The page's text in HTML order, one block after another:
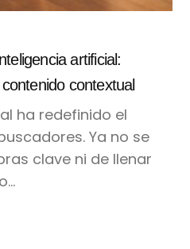
artificial:
contextual
ha redefinido el
Ya no se
clave ni de llenar